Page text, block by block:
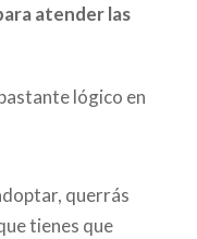
atender las
lógico en
querrás
tienes que